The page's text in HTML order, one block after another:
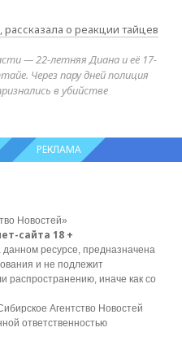
о реакции тайцев
— 22-летняя Диана и её 17-
Через пару дней полиция
в убийстве
РЕКЛАМА
Новостей»
сайта 18 +
ресурсе, предназначена
и не подлежит
распространению, иначе как со
Агентство Новостей
ответственностью